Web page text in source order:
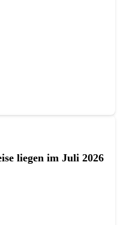
liegen im Juli 2026